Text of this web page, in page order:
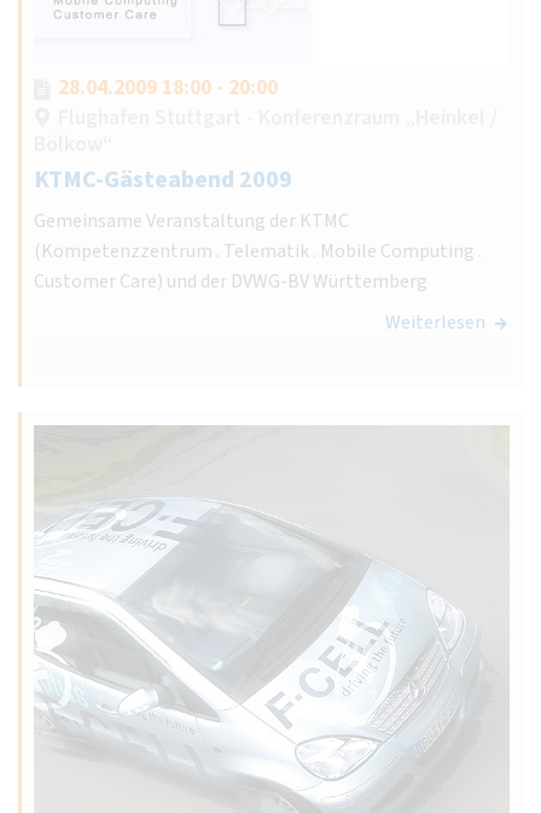
28.04.2009 18:00 - 20:00
KTMC-Gästeabend 2009
Gemeinsame Veranstaltung der KTMC
(Kompetenzzentrum . Telematik . Mobile Computing .
Customer Care) und der DVWG-BV Württemberg
Weiterlesen